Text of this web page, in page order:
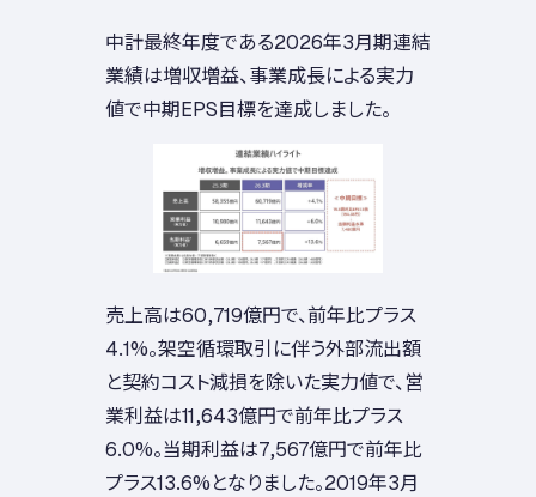
中計最終年度である2026年3月期連結
業績は増収増益、事業成長による実力
値で中期EPS目標を達成しました。
売上高は60,719億円で、前年比プラス
4.1%。架空循環取引に伴う外部流出額
と契約コスト減損を除いた実力値で、営
業利益は11,643億円で前年比プラス
6.0%。当期利益は7,567億円で前年比
プラス13.6%となりました。2019年3月